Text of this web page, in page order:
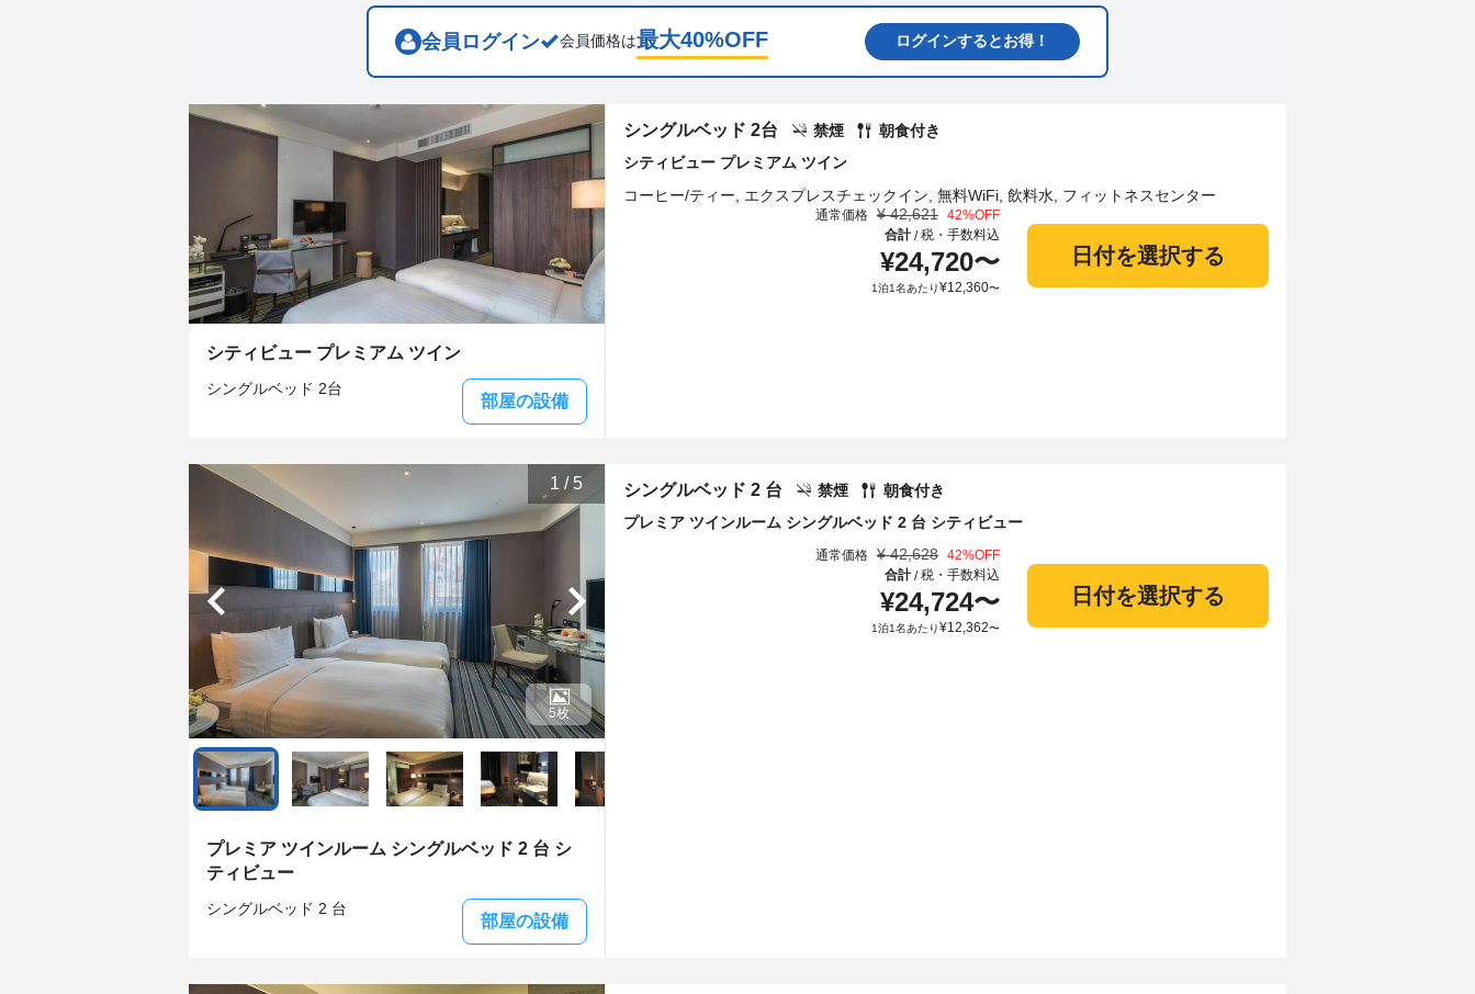
shortcuts
for
changing
会員ログイン 会員価格は最大40%OFF ログインするとお得！
シティビュー プレミアム ツイン
シングルベッド 2台
部屋の設備
シティビュー プレミアム ツイン
禁煙 朝食付き
シングルベッド 2台
通常価格 ¥ 42,621 42%OFF
合計/税・手数料込
¥24,720〜
1泊1名あたり¥12,360〜
日付を選択する
1 /5
プレミア ツインルーム シングルベッド 2 台 シ
ティビュー
シングルベッド 2 台
部屋の設備
5枚
プレミア ツインルーム シングルベッド 2 台 シティビュー
禁煙 朝食付き
シングルベッド 2 台
通常価格 ¥ 42,628 42%OFF
合計/税・手数料込
¥24,724〜
1泊1名あたり¥12,362〜
日付を選択する